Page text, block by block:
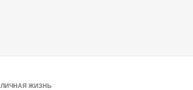
ЛИЧНАЯ ЖИЗНЬ